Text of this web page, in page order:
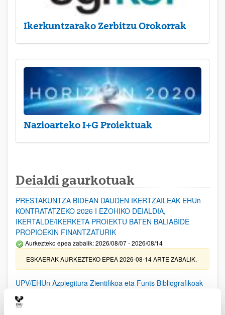
Ikerkuntzarako Zerbitzu Orokorrak
Nazioarteko I+G Proiektuak
Deialdi gaurkotuak
PRESTAKUNTZA BIDEAN DAUDEN IKERTZAILEAK EHUn
KONTRATATZEKO 2026 I EZOHIKO DEIALDIA,
IKERTALDE/IKERKETA PROIEKTU BATEN BALIABIDE
PROPIOEKIN FINANTZATURIK
Aurkezteko epea zabalik: 2026/08/07 - 2026/08/14
ESKAERAK AURKEZTEKO EPEA 2026-08-14 ARTE ZABALIK.
UPV/EHUn Azpiegitura Zientifikoa eta Funts Bibliografikoak